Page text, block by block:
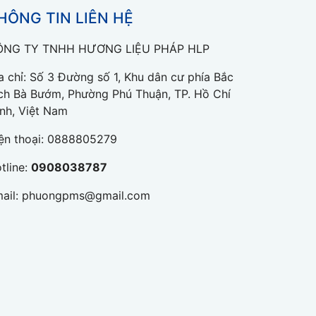
TIN LIÊN HỆ
TY TNHH HƯƠNG LIỆU PHÁP HLP
chỉ: Số 3 Đường số 1, Khu dân cư phía Bắc
Bà Bướm, Phường Phú Thuận, TP. Hồ Chí
Việt Nam
thoại: 0888805279
0908038787
phuongpms@gmail.com